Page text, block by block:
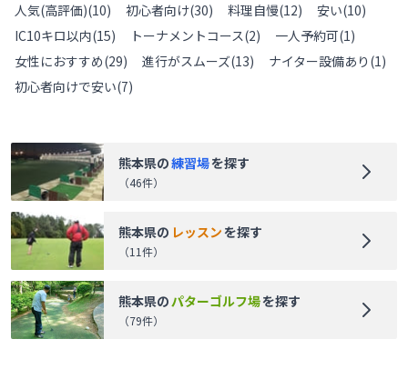
人気(高評価)(10) 初心者向け(30) 料理自慢(12) 安い(10)
IC10キロ以内(15) トーナメントコース(2) 一人予約可(1)
女性におすすめ(29) 進行がスムーズ(13) ナイター設備あり (1)
初心者向けで安い(7)
熊本県の練習場を探す
（46件）
熊本県の レッスンを探す
（11件）
熊本県の パターゴルフ場を探す
（79件）